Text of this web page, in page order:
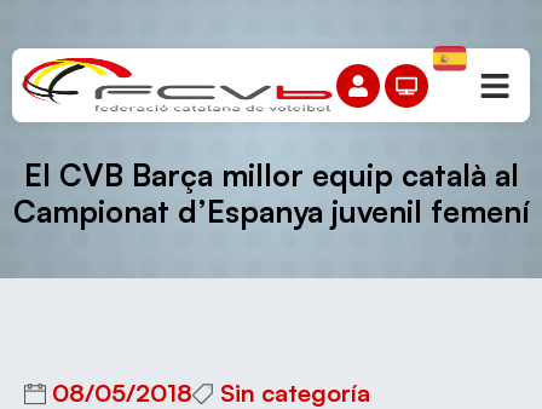
El CVB Barça millor equip català al
Campionat d’Espanya juvenil femení
08/05/2018 Sin categoría